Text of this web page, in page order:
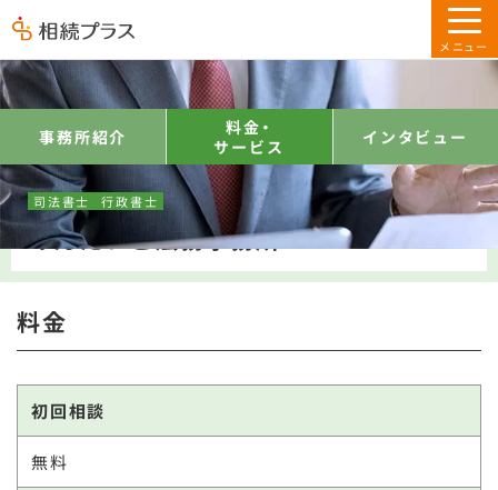
トップ 専門家をさがす 福岡県 古賀市 めんたいこ法務事務所 料金・
司法書士 行政書士 福岡県古賀市
めんたいこ法務事務所
事務所紹介
料金・
サービス
インタビュー
料金
初回相談
無料